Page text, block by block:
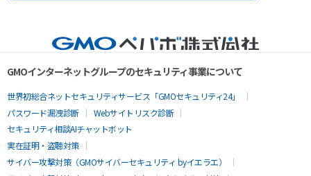
GMOインターネットグループのセキュリティ事業について
世界初総合ネットセキュリティサービス「GMOセキュリティ24」
パスワード漏洩診断
Webサイトリスク診断
セキュリティ相談AIチャットボット
実在証明・盗聴対策
サイバー攻撃対策（GMOサイバーセキュリティ byイエラエ）